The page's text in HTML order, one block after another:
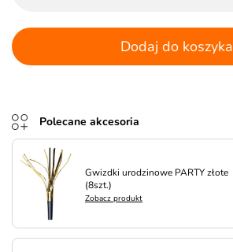
Dodaj do koszyka
Polecane akcesoria
Gwizdki urodzinowe PARTY złote
(8szt.)
Zobacz produkt